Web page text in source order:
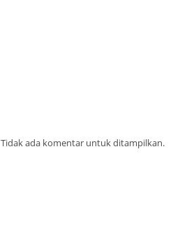
Tidak ada komentar untuk ditampilkan.